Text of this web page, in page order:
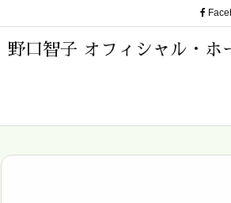
野口智子 オフィシャル・ホ